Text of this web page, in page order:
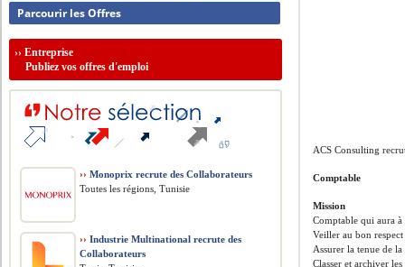
ACS Consulting
Comptable
Mission
Comptable qui aura
Veiller au bon
Assurer la tenue de
Classer et archiver
Parcourir les Offres
››Entreprise
Publiez vos offres d'emploi
›› Monoprix recrute des Collaborateurs
Toutes les régions, Tunisie
›› Industrie Multinational recrute des
Collaborateurs